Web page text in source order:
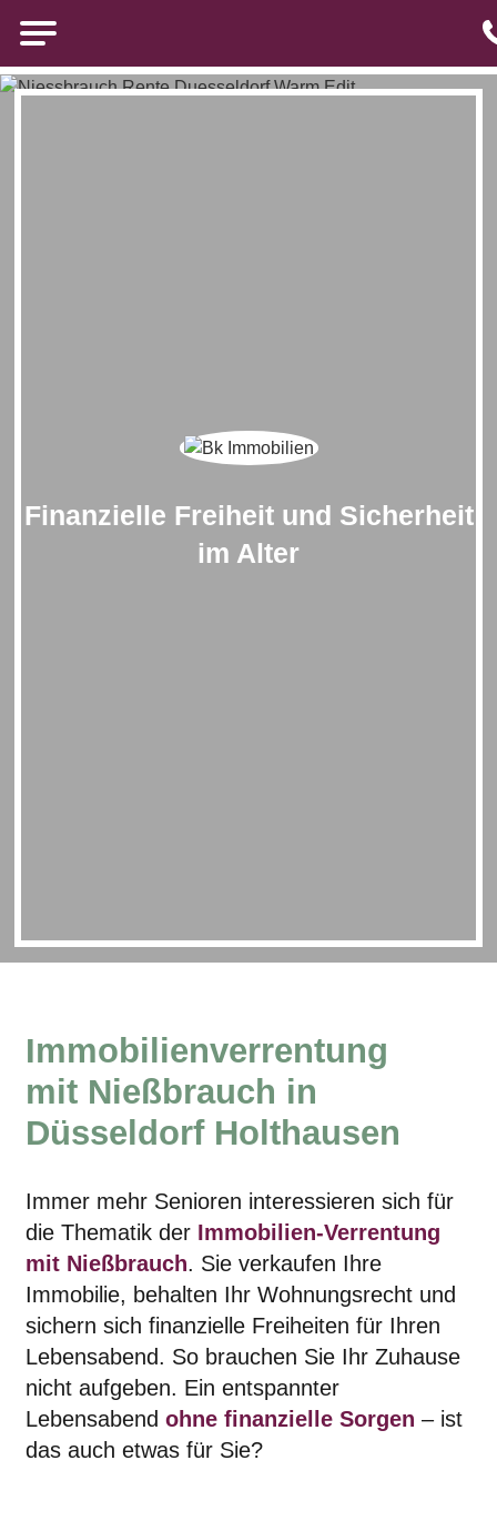
Brigitte Kürten Immobilien
Finanzielle Freiheit und Sicherheit
im Alter
Immobilienverrentung
mit Nießbrauch in
Düsseldorf Holthausen
Immer mehr Senioren interessieren sich für
die Thematik der Immobilien-Verrentung
mit Nießbrauch. Sie verkaufen Ihre
Immobilie, behalten Ihr Wohnungsrecht und
sichern sich finanzielle Freiheiten für Ihren
Lebensabend. So brauchen Sie Ihr Zuhause
nicht aufgeben. Ein entspannter
Lebensabend ohne finanzielle Sorgen – ist
das auch etwas für Sie?